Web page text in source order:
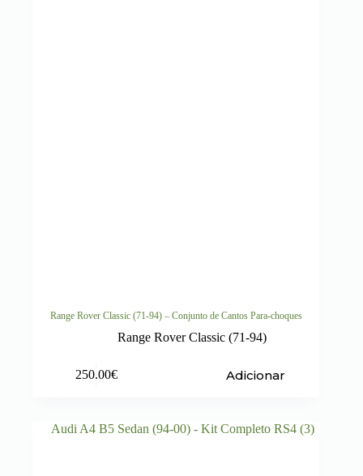
Range Rover Classic (71-94) – Conjunto de Cantos Para-choques
Range Rover Classic (71-94)
250.00€ Adicionar